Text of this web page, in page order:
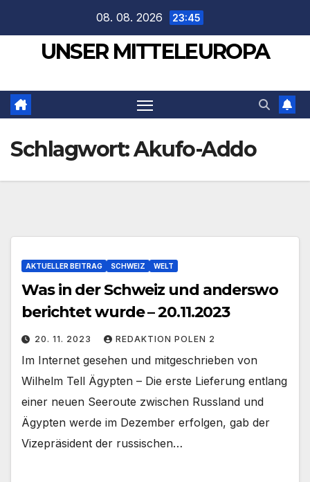
springen
08. 08. 2026 23:45
UNSER MITTELEUROPA
Schlagwort:Akufo-Addo
AKTUELLER BEITRAG SCHWEIZ WELT
Was in der Schweiz und anderswo
berichtet wurde – 20.11.2023
20. 11. 2023 REDAKTION POLEN 2
Im Internet gesehen und mitgeschrieben von
Wilhelm Tell Ägypten – Die erste Lieferung entlang
einer neuen Seeroute zwischen Russland und
Ägypten werde im Dezember erfolgen, gab der
Vizepräsident der russischen…